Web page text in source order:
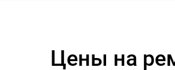
Цены на